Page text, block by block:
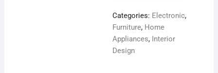
Categories: Electronic,
Furniture, Home
Appliances, Interior
Design